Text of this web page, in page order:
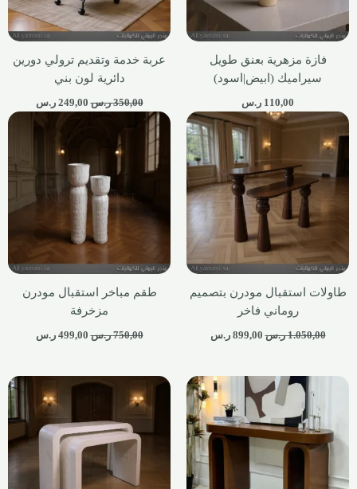
فازة مزهرية بعنق طويل
سيراميك (ابيض|اسود)
110,00 ر.س
عربة خدمة وتقديم ترولي دورين
دائرية لون بني
350,00 ر.س 249,00 ر.س
طاولات استقبال مودرن بتصميم
روماني فاخر
1.050,00 ر.س 899,00 ر.س
طقم مباخر استقبال مودرن
مزخرفة
750,00 ر.س 499,00 ر.س